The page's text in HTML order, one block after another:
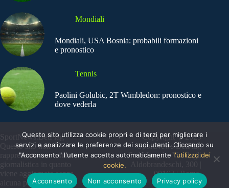
Mondiali
Mondiali, USA Bosnia: probabili formazioni
e pronostico
Tennis
Paolini Golubic, 2T Wimbledon: pronostico e
dove vederla
SportNews.BetFlag -
Questo sito non
rappresenta una testata
giornalistica in quanto
viene aggiornato senza
alcuna periodicità
Copyright © 2025
SportNews BetFlag
Sede Legale: Via degli
Aldobrandeschi, 300 |
00163 | Roma
Questo sito utilizza cookie propri e di terzi per migliorare i
servizi e analizzare le preferenze dei suoi utenti. Cliccando su
"Acconsento" l'utente accetta automaticamente l'utilizzo dei
cookie.
Acconsento
Non acconsento Privacy policy